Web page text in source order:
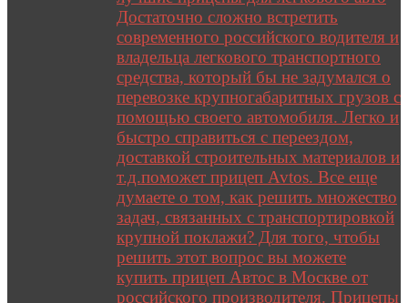
Достаточно сложно встретить
современного российского водителя и
владельца легкового транспортного
средства, который бы не задумался о
перевозке крупногабаритных грузов с
помощью своего автомобиля. Легко и
быстро справиться с переездом,
доставкой строительных материалов и
т.д.поможет прицеп Avtos. Все еще
думаете о том, как решить множество
задач, связанных с транспортировкой
крупной поклажи? Для того, чтобы
решить этот вопрос вы можете
купить прицеп Автос в Москве от
российского производителя. Прицепы